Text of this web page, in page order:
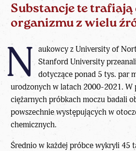
Substancje te trafiają
organizmu z wielu
N aukowcy z University of
Stanford University
dotyczące ponad 5 tys. par
urodzonych w latach 2000-2021. W
ciężarnych próbkach moczu badali
powszechnie występujących w
chemicznych.
Średnio w każdej próbce wykryli 45